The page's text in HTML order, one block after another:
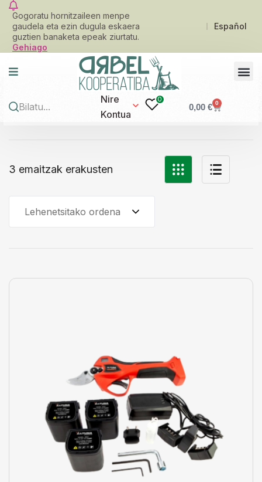
Gogoratu hornitzaileen menpe
gaudela eta ezin dugula eskaera
guztien banaketa epeak ziurtatu.
Gehiago
Español
Nire
Kontua
0
0,00€ 0
3 emaitzak erakusten
Lehenetsitako ordena